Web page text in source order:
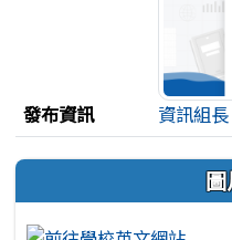
發布資訊 資訊組長
左邊區域內容